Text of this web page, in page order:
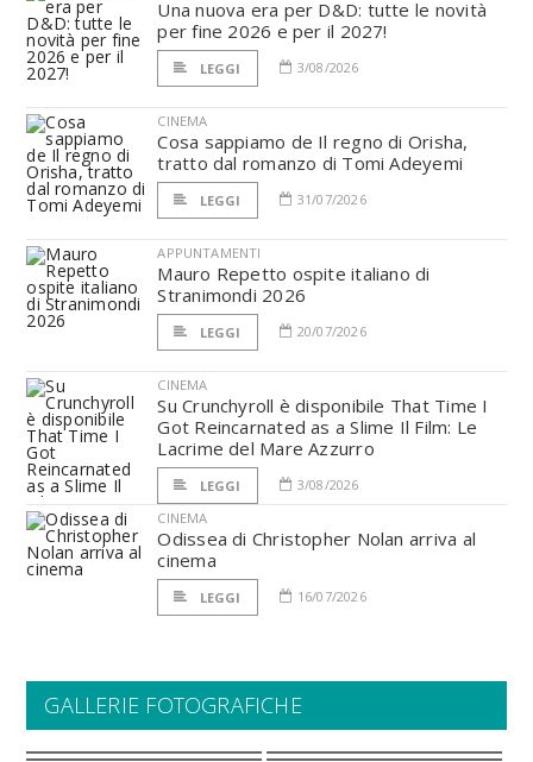
Una nuova era per D&D: tutte le novità
per fine 2026 e per il 2027!
LEGGI 3/08/2026
CINEMA
Cosa sappiamo de Il regno di Orisha,
tratto dal romanzo di Tomi Adeyemi
LEGGI 31/07/2026
APPUNTAMENTI
Mauro Repetto ospite italiano di
Stranimondi 2026
LEGGI 20/07/2026
CINEMA
Su Crunchyroll è disponibile That Time I
Got Reincarnated as a Slime Il Film: Le
Lacrime del Mare Azzurro
LEGGI
3/08/2026
CINEMA
Odissea di Christopher Nolan arriva al
cinema
LEGGI 16/07/2026
GALLERIE FOTOGRAFICHE